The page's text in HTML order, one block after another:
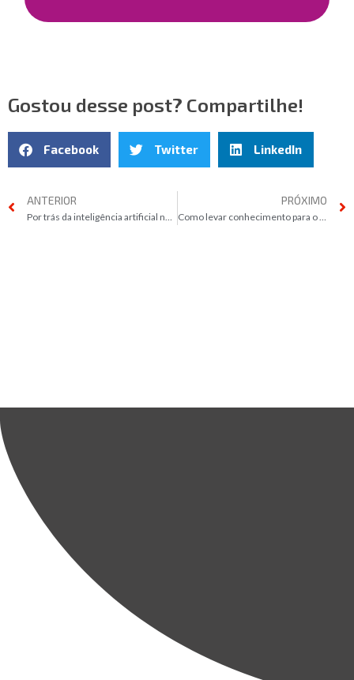
Gostou desse post? Compartilhe!
Facebook Twitter LinkedIn
ANTERIOR
Por trás da inteligência artificial no agronegócio
PRÓXIMO
Como levar conhecimento para o ambiente corporativo da sua empresa